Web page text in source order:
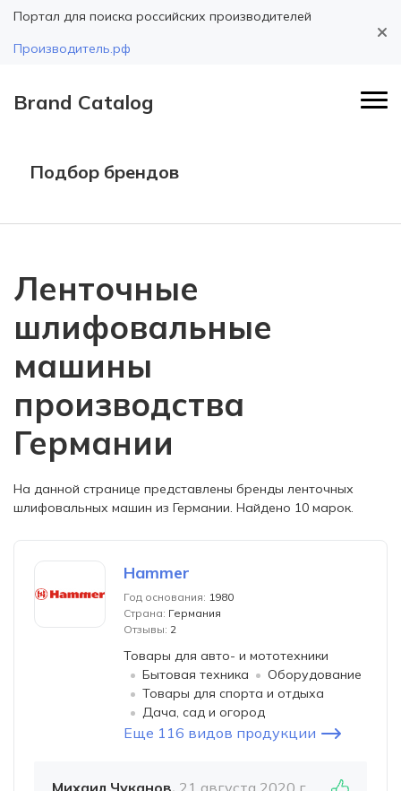
Портал для поиска российских производителей
Производитель.рф
Brand Catalog
Подбор брендов
Ленточные
шлифовальные
машины
производства
Германии
На данной странице представлены бренды ленточных
шлифовальных машин из Германии. Найдено 10 марок.
Hammer
Год основания: 1980
Страна: Германия
Отзывы: 2
Товары для авто- и мототехники
Бытовая техника
Оборудование
Товары для спорта и отдыха
Дача, сад и огород
Еще 116 видов продукции
Михаил Чуканов. 21 августа 2020 г.